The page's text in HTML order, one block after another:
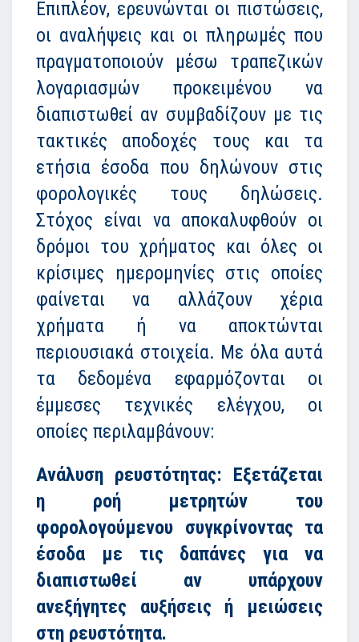
Επιπλέον, ερευνώνται οι πιστώσεις,
οι αναλήψεις και οι πληρωμές που
πραγματοποιούν μέσω τραπεζικών
λογαριασμών προκειμένου να
διαπιστωθεί αν συμβαδίζουν με τις
τακτικές αποδοχές τους και τα
ετήσια έσοδα που δηλώνουν στις
φορολογικές τους δηλώσεις.
Στόχος είναι να αποκαλυφθούν οι
δρόμοι του χρήματος και όλες οι
κρίσιμες ημερομηνίες στις οποίες
φαίνεται να αλλάζουν χέρια
χρήματα ή να αποκτώνται
περιουσιακά στοιχεία. Με όλα αυτά
τα δεδομένα εφαρμόζονται οι
έμμεσες τεχνικές ελέγχου, οι
οποίες περιλαμβάνουν:
Ανάλυση ρευστότητας: Εξετάζεται
η ροή μετρητών του
φορολογούμενου συγκρίνοντας τα
έσοδα με τις δαπάνες για να
διαπιστωθεί αν υπάρχουν
ανεξήγητες αυξήσεις ή μειώσεις
στη ρευστότητα.